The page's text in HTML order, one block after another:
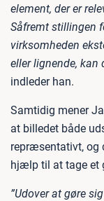
element, der er
Såfremt stillingen
virksomheden
eller lignende, kan
indleder han.
Samtidig mener
at billedet både
repræsentativt, og
hjælp til at tage et
”Udover at gøre